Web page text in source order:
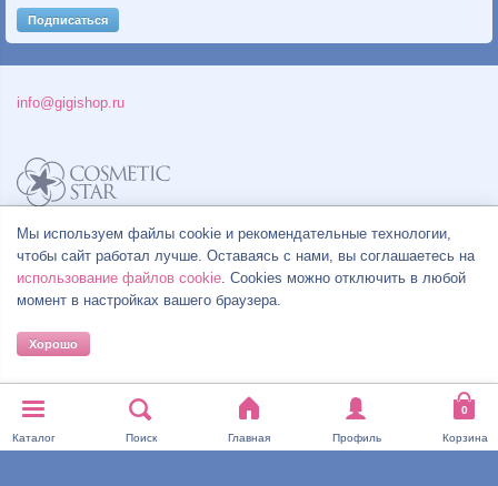
Политика конфиденциальности
Правила продажи товаров
Согласие на обработку персональных данных
info@gigishop.ru
© Все права на товарные знаки принадлежат их законным владельцам.
Каталог Поиск Главная Профиль Корзина
Мы используем файлы cookie и рекомендательные технологии,
чтобы сайт работал лучше. Оставаясь с нами, вы соглашаетесь на
использование файлов cookie. Cookies можно отключить в любой
момент в настройках вашего браузера.
Хорошо